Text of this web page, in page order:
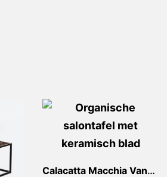
Calacatta Macchia Vanda Kiezel